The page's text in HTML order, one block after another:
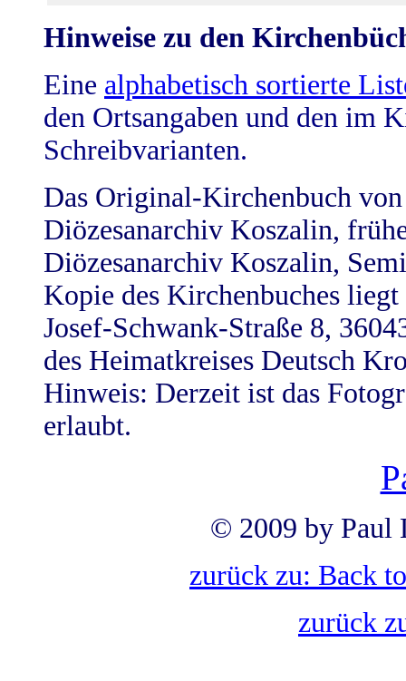
Hinweise zu den
Eine alphabetisch sortierte
den Ortsangaben und den im
Schreibvarianten.
Das Original-Kirchenbuch
Diözesanarchiv Koszalin,
Diözesanarchiv Koszalin,
Kopie des Kirchenbuches
Josef-Schwank-Straße 8,
des Heimatkreises Deutsch
Hinweis: Derzeit ist das
erlaubt.
© 2009 by Paul
zurück zu: Back
zurück